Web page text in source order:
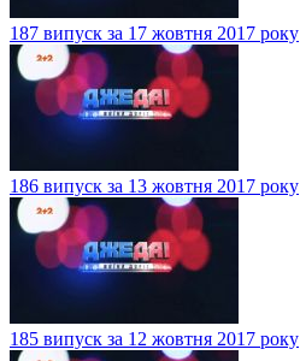
187 випуск за 17 жовтня 2017 року
186 випуск за 13 жовтня 2017 року
185 випуск за 12 жовтня 2017 року